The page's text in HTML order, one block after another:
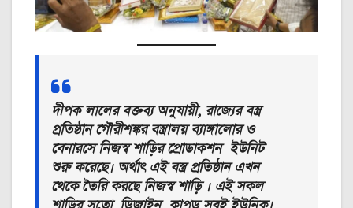
দীপক লালের বক্তব্য অনুযায়ী, রাজ্যের বস্ত্র
প্রতিষ্ঠান গৌরীশঙ্কর বস্ত্রালয় ব্যাঙ্গালোর ও
বেনারসে নিজস্ব শাড়ির প্রোডাকশন ইউনিট
শুরু করেছে। অর্থাৎ এই বস্ত্র প্রতিষ্ঠান এখন
থেকে তৈরি করছে নিজস্ব শাড়ি । এই সকল